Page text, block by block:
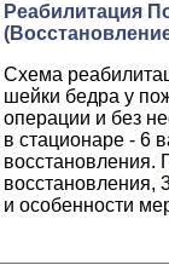
Реабилитация
Схема
шейки бедра у
операции и без
в стационаре - 6
восстановления.
восстановления,
и особенности